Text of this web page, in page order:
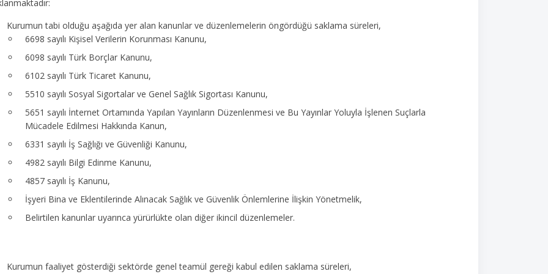
Kurumun tabi olduğu aşağıda yer alan kanunlar ve düzenlemelerin öngördüğü saklama süreleri,
6698 sayılı Kişisel Verilerin Korunması Kanunu,
6098 sayılı Türk Borçlar Kanunu,
6102 sayılı Türk Ticaret Kanunu,
5510 sayılı Sosyal Sigortalar ve Genel Sağlık Sigortası Kanunu,
5651 sayılı İnternet Ortamında Yapılan Yayınların Düzenlenmesi ve Bu Yayınlar Yoluyla İşlenen Suçlarla
Mücadele Edilmesi Hakkında Kanun,
6331 sayılı İş Sağlığı ve Güvenliği Kanunu,
4982 sayılı Bilgi Edinme Kanunu,
4857 sayılı İş Kanunu,
İşyeri Bina ve Eklentilerinde Alınacak Sağlık ve Güvenlik Önlemlerine İlişkin Yönetmelik,
Belirtilen kanunlar uyarınca yürürlükte olan diğer ikincil düzenlemeler.
Kurumun faaliyet gösterdiği sektörde genel teamül gereği kabul edilen saklama süreleri,